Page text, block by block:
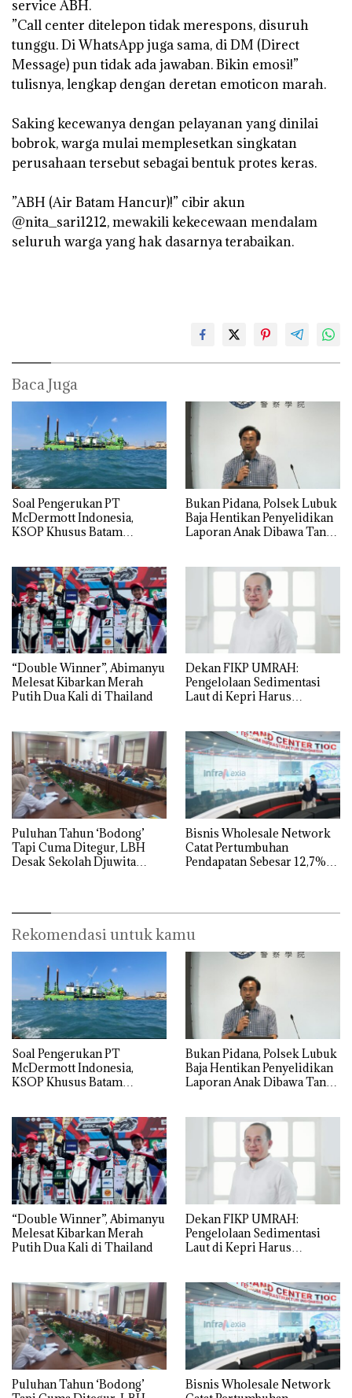
service ABH.
‎”Call center ditelepon tidak merespons, disuruh
tunggu. Di WhatsApp juga sama, di DM (Direct
Message) pun tidak ada jawaban. Bikin emosi!”
tulisnya, lengkap dengan deretan emoticon marah.
‎Saking kecewanya dengan pelayanan yang dinilai
bobrok, warga mulai memplesetkan singkatan
perusahaan tersebut sebagai bentuk protes keras.
‎”ABH (Air Batam Hancur)!” cibir akun
@nita_sari1212, mewakili kekecewaan mendalam
seluruh warga yang hak dasarnya terabaikan.
Baca Juga
‎Soal Pengerukan PT
McDermott Indonesia,
KSOP Khusus Batam
Bukan Pidana, Polsek Lubuk
Baja Hentikan Penyelidikan
Laporan Anak Dibawa Tanpa
“Double Winner”, Abimanyu
Melesat Kibarkan Merah
Putih Dua Kali di Thailand
Dekan FIKP UMRAH:
Pengelolaan Sedimentasi
Laut di Kepri Harus
dengan Konservasi
Puluhan Tahun ‘Bodong’
Tapi Cuma Ditegur, LBH
Desak Sekolah Djuwita
Bisnis Wholesale Network
Catat Pertumbuhan
Pendapatan Sebesar 12,7%
Rekomendasi untuk kamu
‎Soal Pengerukan PT
McDermott Indonesia,
KSOP Khusus Batam
Bukan Pidana, Polsek Lubuk
Baja Hentikan Penyelidikan
Laporan Anak Dibawa Tanpa
“Double Winner”, Abimanyu
Melesat Kibarkan Merah
Putih Dua Kali di Thailand
Dekan FIKP UMRAH:
Pengelolaan Sedimentasi
Laut di Kepri Harus
dengan Konservasi
Puluhan Tahun ‘Bodong’
Bisnis Wholesale Network